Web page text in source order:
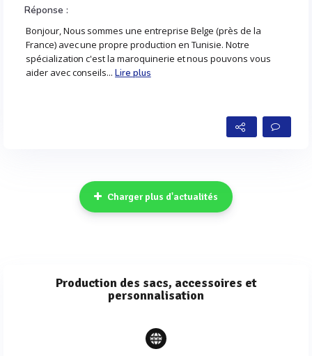
Réponse :
Bonjour, Nous sommes une entreprise Belge (près de la
France) avec une propre production en Tunisie. Notre
spécialization c'est la maroquinerie et nous pouvons vous
aider avec conseils...Lire plus
Charger plus d'actualités
Production des sacs, accessoires et
personnalisation